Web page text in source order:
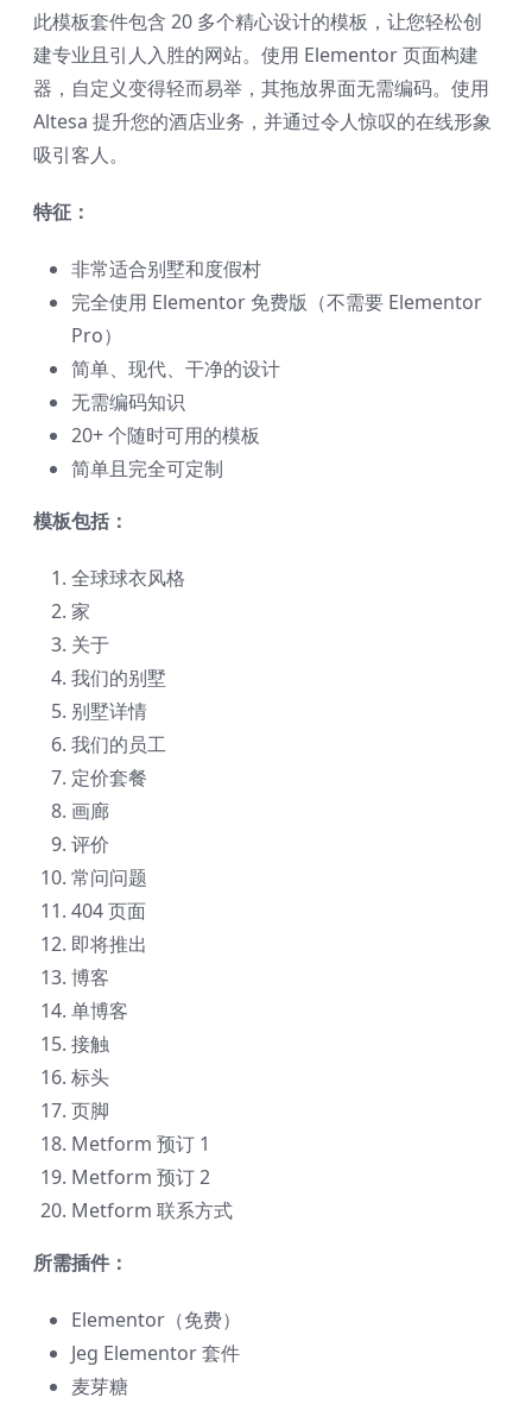
此模板套件包含 20 多个精心设计的模板，让您轻松创
建专业且引人入胜的网站。使用 Elementor 页面构建
器，自定义变得轻而易举，其拖放界面无需编码。使用
Altesa 提升您的酒店业务，并通过令人惊叹的在线形象
吸引客人。
特征：
非常适合别墅和度假村
完全使用 Elementor 免费版（不需要 Elementor
Pro）
简单、现代、干净的设计
无需编码知识
20+ 个随时可用的模板
简单且完全可定制
模板包括：
全球球衣风格
家
关于
我们的别墅
别墅详情
我们的员工
定价套餐
画廊
评价
常问问题
404 页面
即将推出
博客
单博客
接触
标头
页脚
Metform 预订 1
Metform 预订 2
Metform 联系方式
所需插件：
Elementor（免费）
Jeg Elementor 套件
麦芽糖